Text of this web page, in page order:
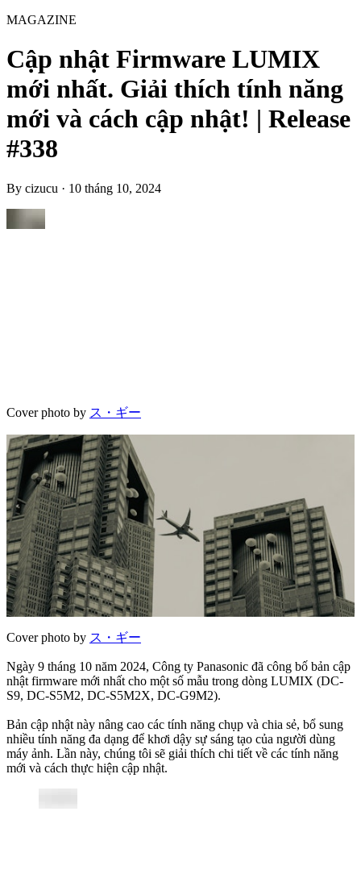
MAGAZINE
Cập nhật Firmware LUMIX
mới nhất. Giải thích tính năng
mới và cách cập nhật! | Release
#338
By cizucu · 10 tháng 10, 2024
Cover photo by ス・ギー
Cover photo by ス・ギー
Ngày 9 tháng 10 năm 2024, Công ty Panasonic đã công bố bản cập
nhật firmware mới nhất cho một số mẫu trong dòng LUMIX (DC-
S9, DC-S5M2, DC-S5M2X, DC-G9M2).
Bản cập nhật này nâng cao các tính năng chụp và chia sẻ, bổ sung
nhiều tính năng đa dạng để khơi dậy sự sáng tạo của người dùng
máy ảnh. Lần này, chúng tôi sẽ giải thích chi tiết về các tính năng
mới và cách thực hiện cập nhật.